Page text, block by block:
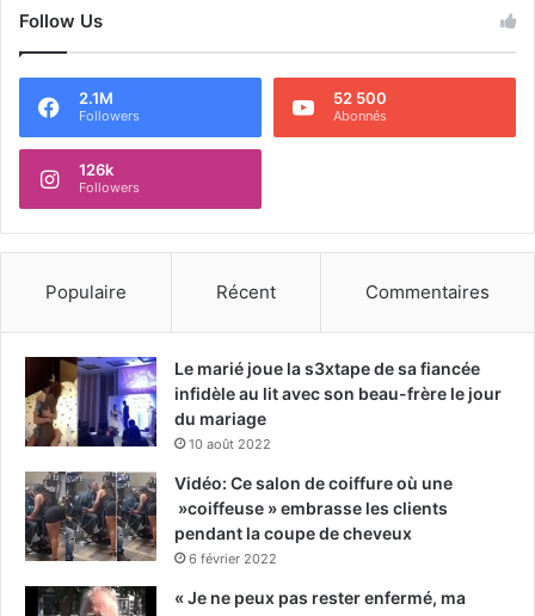
Follow Us
2.1M
Followers
52 500
Abonnés
126k
Followers
Populaire Récent Commentaires
Le marié joue la s3xtape de sa fiancée
infidèle au lit avec son beau-frère le jour
du mariage
10 août 2022
Vidéo: Ce salon de coiffure où une
»coiffeuse » embrasse les clients
pendant la coupe de cheveux
6 février 2022
« Je ne peux pas rester enfermé, ma